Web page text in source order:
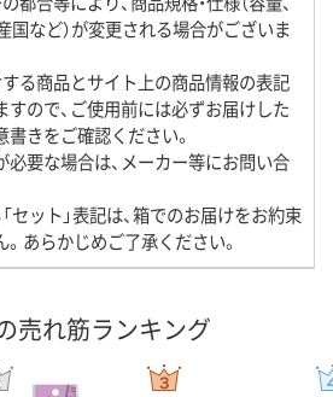
国など）が変更される場合がございま
る商品とサイト上の商品情報の表記
ので、ご使用前には必ずお届けした
きをご確認ください。
要な場合は、メーカー等にお問い合
セット」表記は、箱でのお届けをお約束
あらかじめご了承ください。
売れ筋ランキング